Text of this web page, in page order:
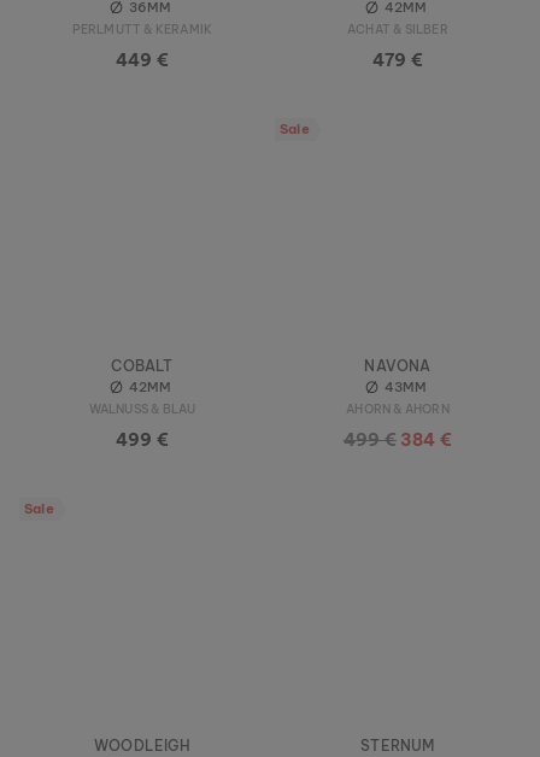
36MM
PERLMUTT & KERAMIK
449 €
42MM
ACHAT & SILBER
479 €
COBALT
42MM
WALNUSS & BLAU
499 €
Sale
NAVONA
43MM
AHORN & AHORN
499 € 384 €
Sale
WOODLEIGH STERNUM